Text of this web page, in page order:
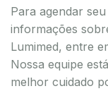
Para agendar
informações
Lumimed, entre
Nossa equipe
melhor cuidado